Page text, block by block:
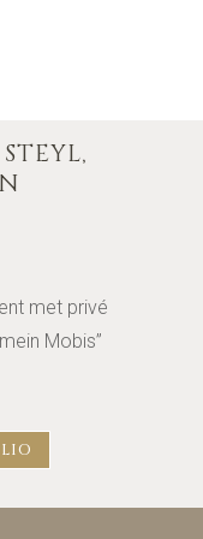
met privé
Mobis”